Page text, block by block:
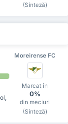
(Sinteză)
Moreirense FC
Marcat în
0%
din meciuri
(Sinteză)